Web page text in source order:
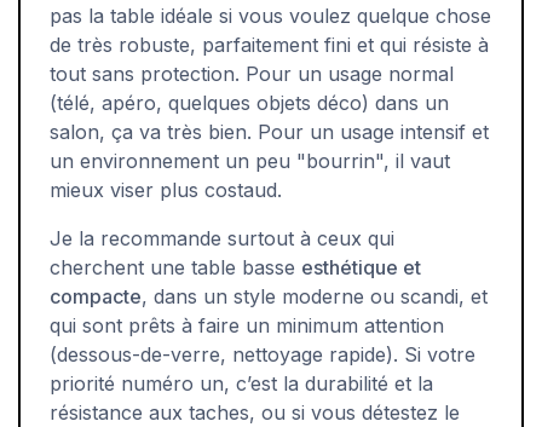
pas la table idéale si vous voulez quelque chose
de très robuste, parfaitement fini et qui résiste à
tout sans protection. Pour un usage normal
(télé, apéro, quelques objets déco) dans un
salon, ça va très bien. Pour un usage intensif et
un environnement un peu "bourrin", il vaut
mieux viser plus costaud.
Je la recommande surtout à ceux qui
cherchent une table basse esthétique et
compacte, dans un style moderne ou scandi, et
qui sont prêts à faire un minimum attention
(dessous-de-verre, nettoyage rapide). Si votre
priorité numéro un, c’est la durabilité et la
résistance aux taches, ou si vous détestez le